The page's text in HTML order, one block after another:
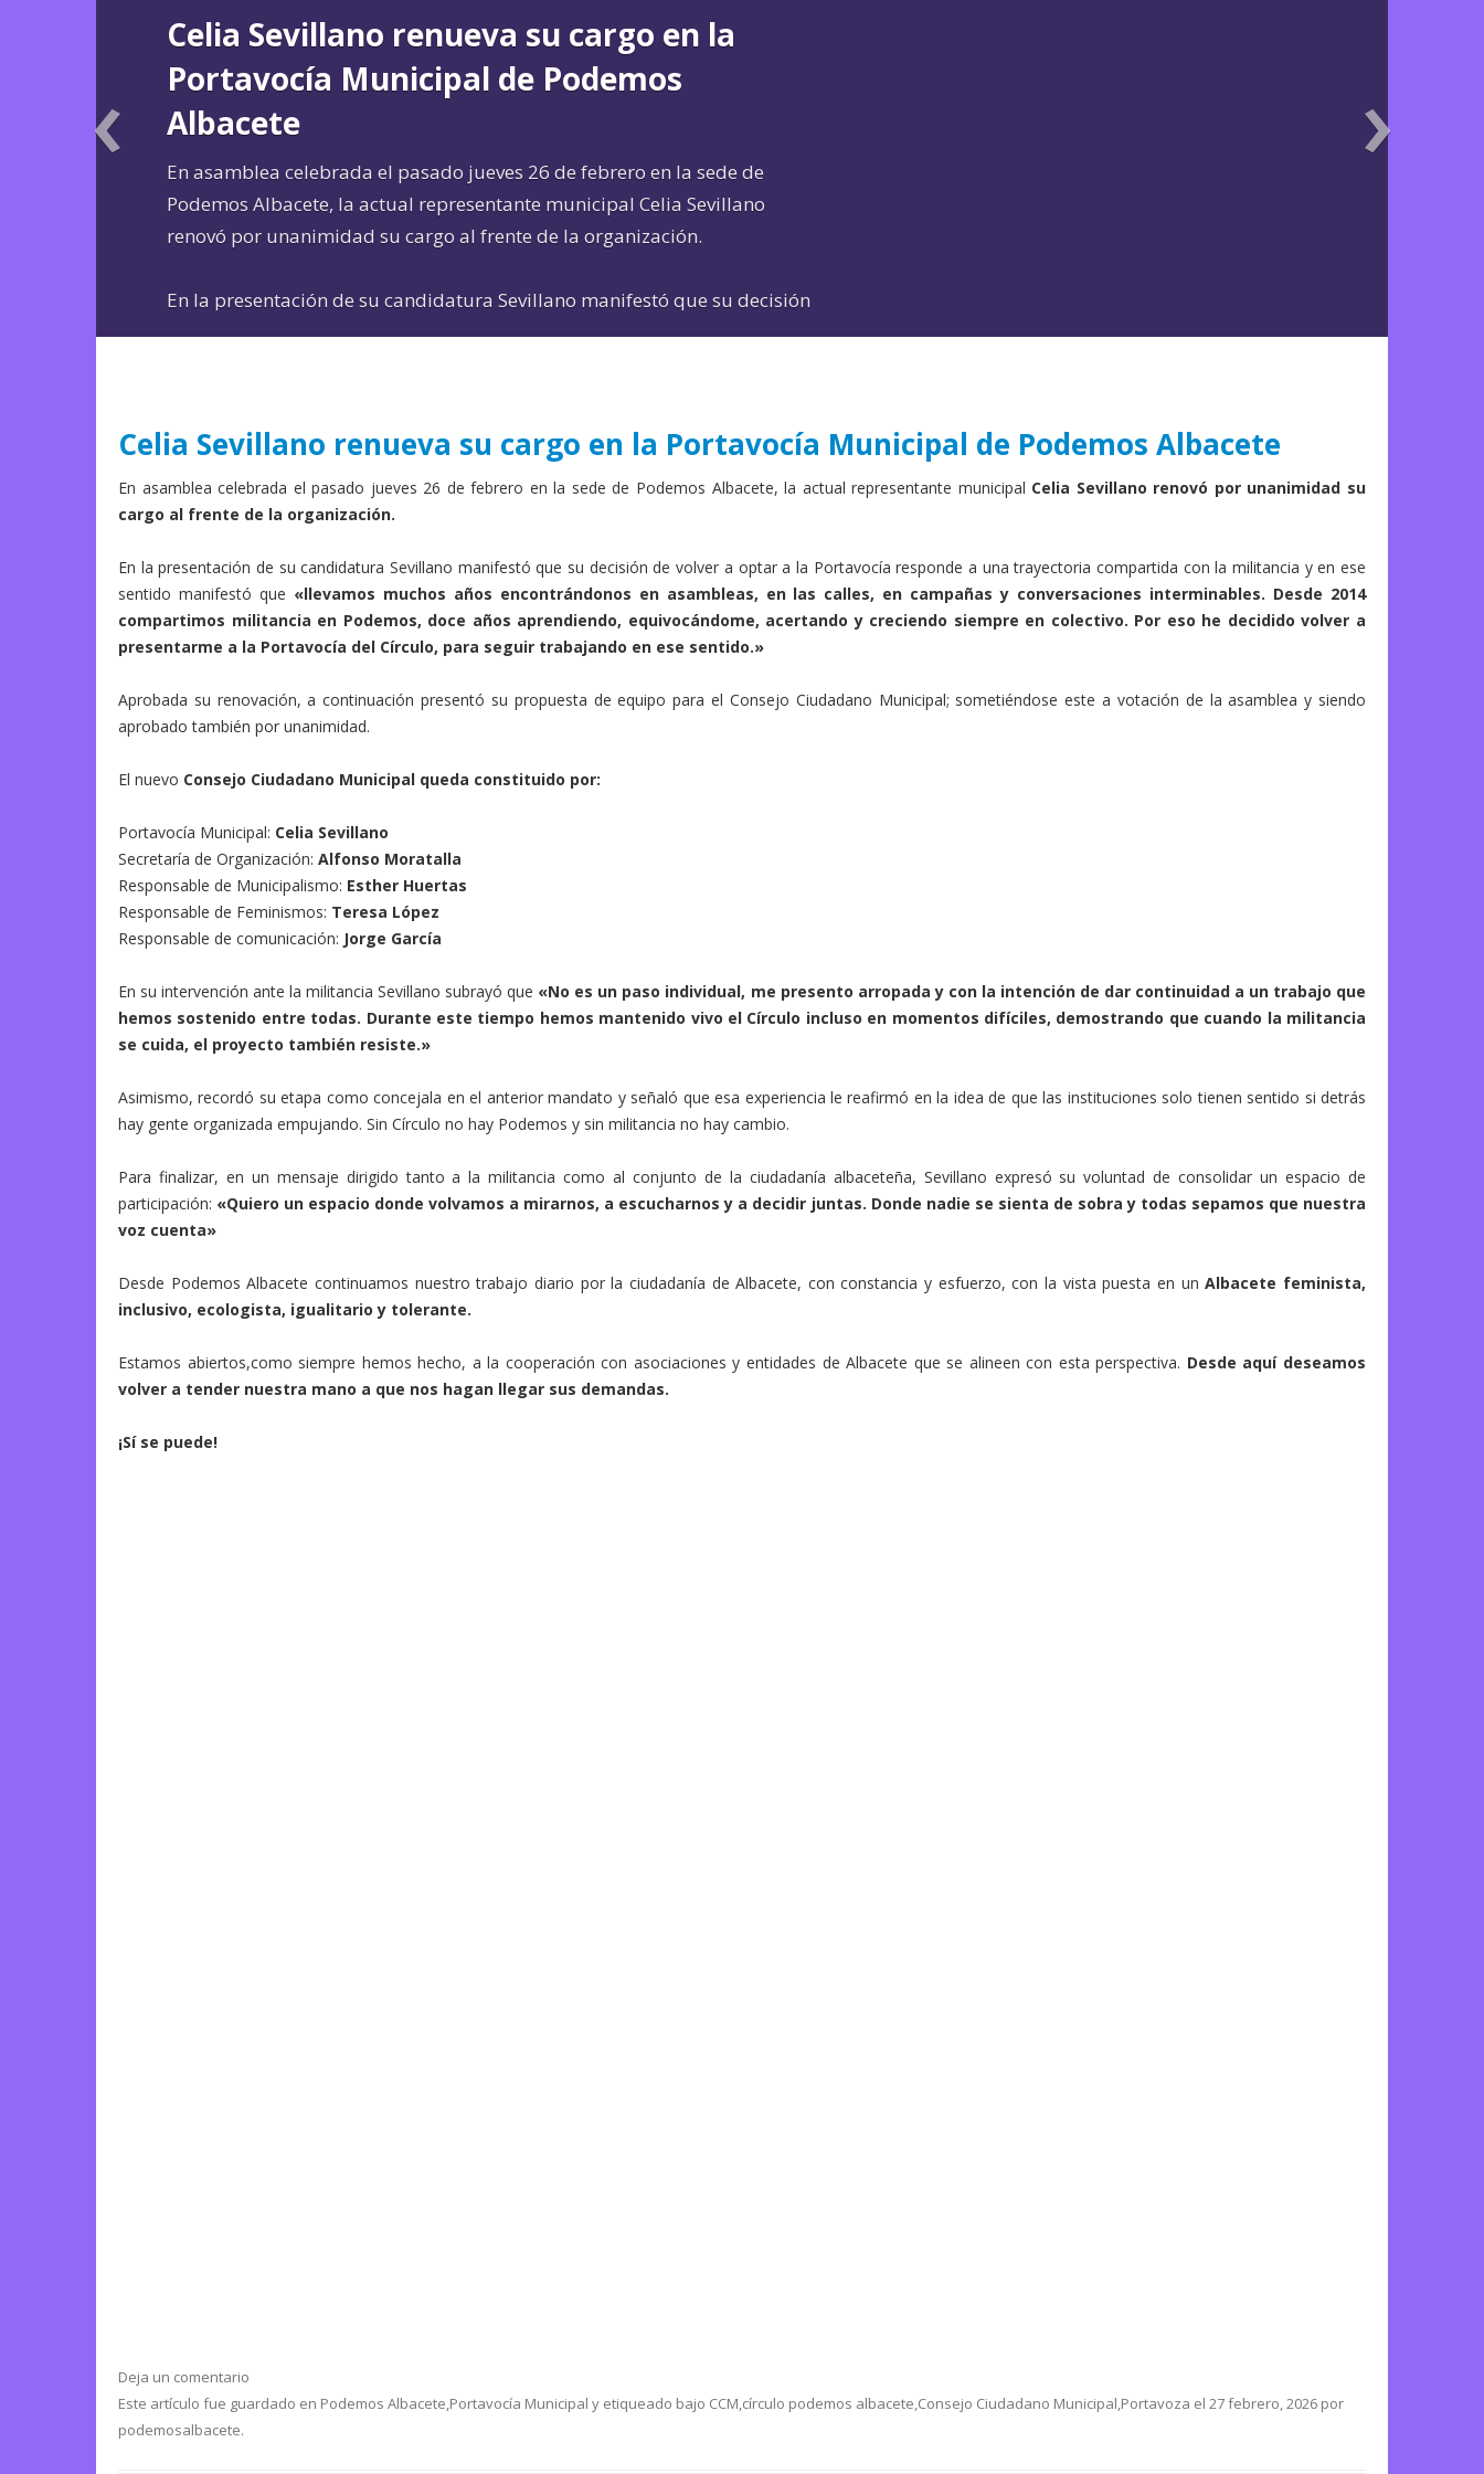
Celia Sevillano renueva su cargo en la
Portavocía Municipal de Podemos
Albacete
En asamblea celebrada el pasado jueves 26 de febrero en la sede de
Podemos Albacete, la actual representante municipal Celia Sevillano
renovó por unanimidad su cargo al frente de la organización.
En la presentación de su candidatura Sevillano manifestó que su decisión
de volver a optar a la[...]
‹ ›
Celia Sevillano renueva su cargo en la Portavocía Municipal de Podemos Albacete
En asamblea celebrada el pasado jueves 26 de febrero en la sede de Podemos Albacete, la actual representante municipal Celia Sevillano renovó por unanimidad su
cargo al frente de la organización.
En la presentación de su candidatura Sevillano manifestó que su decisión de volver a optar a la Portavocía responde a una trayectoria compartida con la militancia y en ese
sentido manifestó que «llevamos muchos años encontrándonos en asambleas, en las calles, en campañas y conversaciones interminables. Desde 2014
compartimos militancia en Podemos, doce años aprendiendo, equivocándome, acertando y creciendo siempre en colectivo. Por eso he decidido volver a
presentarme a la Portavocía del Círculo, para seguir trabajando en ese sentido.»
Aprobada su renovación, a continuación presentó su propuesta de equipo para el Consejo Ciudadano Municipal; sometiéndose este a votación de la asamblea y siendo
aprobado también por unanimidad.
El nuevo Consejo Ciudadano Municipal queda constituido por:
Portavocía Municipal: Celia Sevillano
Secretaría de Organización: Alfonso Moratalla
Responsable de Municipalismo: Esther Huertas
Responsable de Feminismos: Teresa López
Responsable de comunicación: Jorge García
En su intervención ante la militancia Sevillano subrayó que «No es un paso individual, me presento arropada y con la intención de dar continuidad a un trabajo que
hemos sostenido entre todas. Durante este tiempo hemos mantenido vivo el Círculo incluso en momentos difíciles, demostrando que cuando la militancia
se cuida, el proyecto también resiste.»
Asimismo, recordó su etapa como concejala en el anterior mandato y señaló que esa experiencia le reafirmó en la idea de que las instituciones solo tienen sentido si detrás
hay gente organizada empujando. Sin Círculo no hay Podemos y sin militancia no hay cambio.
Para finalizar, en un mensaje dirigido tanto a la militancia como al conjunto de la ciudadanía albaceteña, Sevillano expresó su voluntad de consolidar un espacio de
participación: «Quiero un espacio donde volvamos a mirarnos, a escucharnos y a decidir juntas. Donde nadie se sienta de sobra y todas sepamos que nuestra
voz cuenta»
Desde Podemos Albacete continuamos nuestro trabajo diario por la ciudadanía de Albacete, con constancia y esfuerzo, con la vista puesta en unAlbacete feminista,
inclusivo, ecologista, igualitario y tolerante.
Estamos abiertos,como siempre hemos hecho, a la cooperación con asociaciones y entidades de Albacete que se alineen con esta perspectiva. Desde aquí deseamos
volver a tender nuestra mano a que nos hagan llegar sus demandas.
¡Sí se puede!
Deja un comentario
Este artículo fue guardado en Podemos Albacete,Portavocía Municipal y etiqueado bajo CCM,círculo podemos albacete,Consejo Ciudadano Municipal,Portavoza el 27 febrero, 2026 por
podemosalbacete.